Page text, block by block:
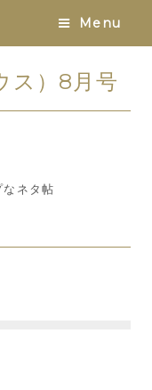
Menu
ス）8月号
ネタ帖